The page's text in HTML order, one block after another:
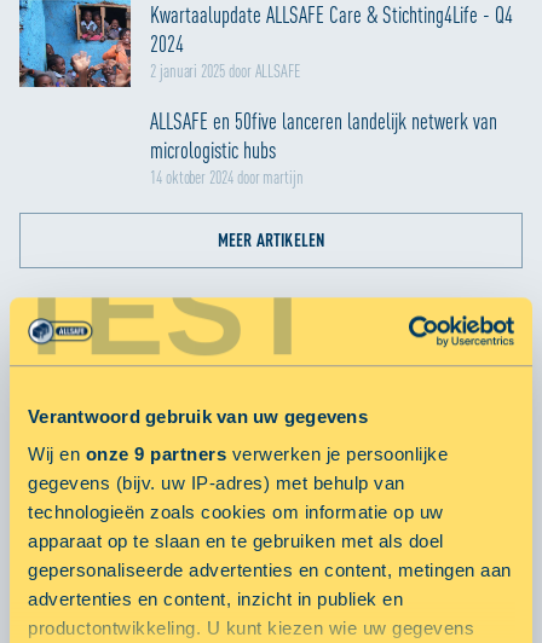
TEST
Verantwoord gebruik van uw gegevens
Wij en onze 9 partners verwerken je persoonlijke
gegevens (bijv. uw IP-adres) met behulp van
technologieën zoals cookies om informatie op uw
apparaat op te slaan en te gebruiken met als doel
gepersonaliseerde advertenties en content, metingen aan
advertenties en content, inzicht in publiek en
productontwikkeling. U kunt kiezen wie uw gegevens
Kwartaalupdate ALLSAFE Care & Stichting4Life - Q4
2024
2 januari 2025 door ALLSAFE
ALLSAFE en 50five lanceren landelijk netwerk van
micrologistic hubs
14 oktober 2024 door martijn
MEER ARTIKELEN
POPULARE ARTIKELEN
23 oktober 2019 door
ALLSAFE Mini Opslag gaat voor vitaliteit met Fit20!
10 februari 2016 door
ALLSAFE Mini Opslag in gesprek met Groothuis